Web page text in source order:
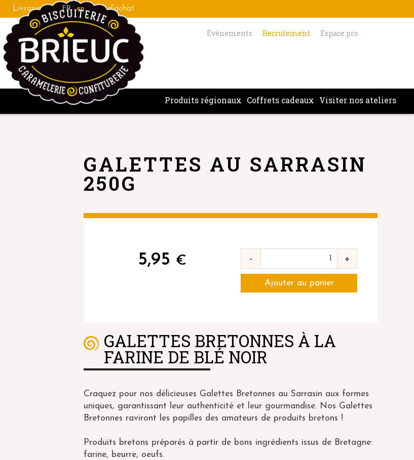
FR en
Fabrication bretonne de qualité artisanale
Évènements Recrutement Espace pro
Produits régionaux Coffrets cadeaux Visiter nos ateliers
GALETTES AU SARRASIN
250G
5,95 € - +
GALETTES BRETONNES À LA
FARINE DE BLÉ NOIR
Craquez pour nos délicieuses Galettes Bretonnes au Sarrasin aux formes
uniques, garantissant leur authenticité et leur gourmandise. Nos Galettes
Bretonnes raviront les papilles des amateurs de produits bretons !
Produits bretons préparés à partir de bons ingrédients issus de Bretagne:
farine, beurre, oeufs.